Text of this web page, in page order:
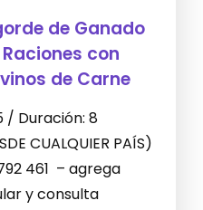
de Ganado
con
de Carne
/ Duración: 8
CUALQUIER PAÍS)
461 – agrega
y consulta